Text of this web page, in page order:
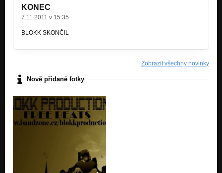
KONEC
7.11.2011 v 15:35
BLOKK SKONČIL
Zobrazit všechny novinky
Nově přidané fotky